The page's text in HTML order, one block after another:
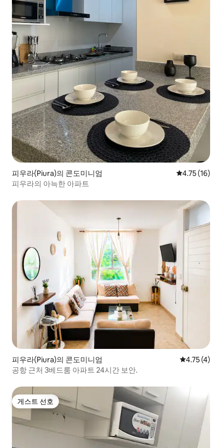
피우라(Piura)의 콘도미니엄 평점 4.75점
4.75 (16)
피우라의 아늑한 아파트
피우라(Piura)의 콘도미니엄 평점 4.75점
4.75 (4)
공항 근처 3베드룸 아파트 24시간 보안.
게스트 선호
게스트 선호